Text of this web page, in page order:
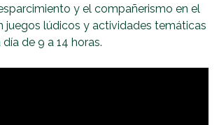
y el compañerismo en el
juegos lúdicos y actividades temáticas
de 9 a 14 horas.